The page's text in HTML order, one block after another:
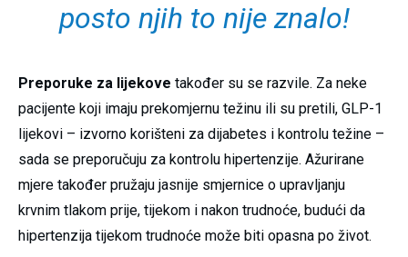
posto njih to nije znalo!
Preporuke za lijekove također su se razvile. Za neke
pacijente koji imaju prekomjernu težinu ili su pretili, GLP-1
lijekovi – izvorno korišteni za dijabetes i kontrolu težine –
sada se preporučuju za kontrolu hipertenzije. Ažurirane
mjere također pružaju jasnije smjernice o upravljanju
krvnim tlakom prije, tijekom i nakon trudnoće, budući da
hipertenzija tijekom trudnoće može biti opasna po život.